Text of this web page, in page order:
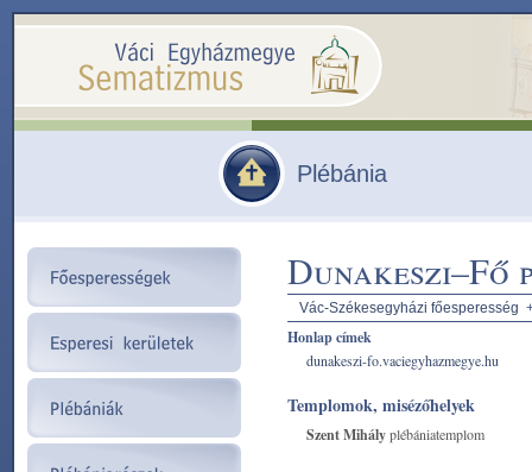
Plébánia
Dunakeszi–Fő
Vác-Székesegyházi főesperesség
Honlap címek
dunakeszi-fo.vaciegyhazmegye.hu
Templomok, misézőhelyek
Szent Mihályplébániatemplom